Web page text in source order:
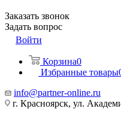
Заказать звонок
Задать вопрос
Войти
Корзина0
Избранные товары
info@partner-online.ru
г. Красноярск, ул.